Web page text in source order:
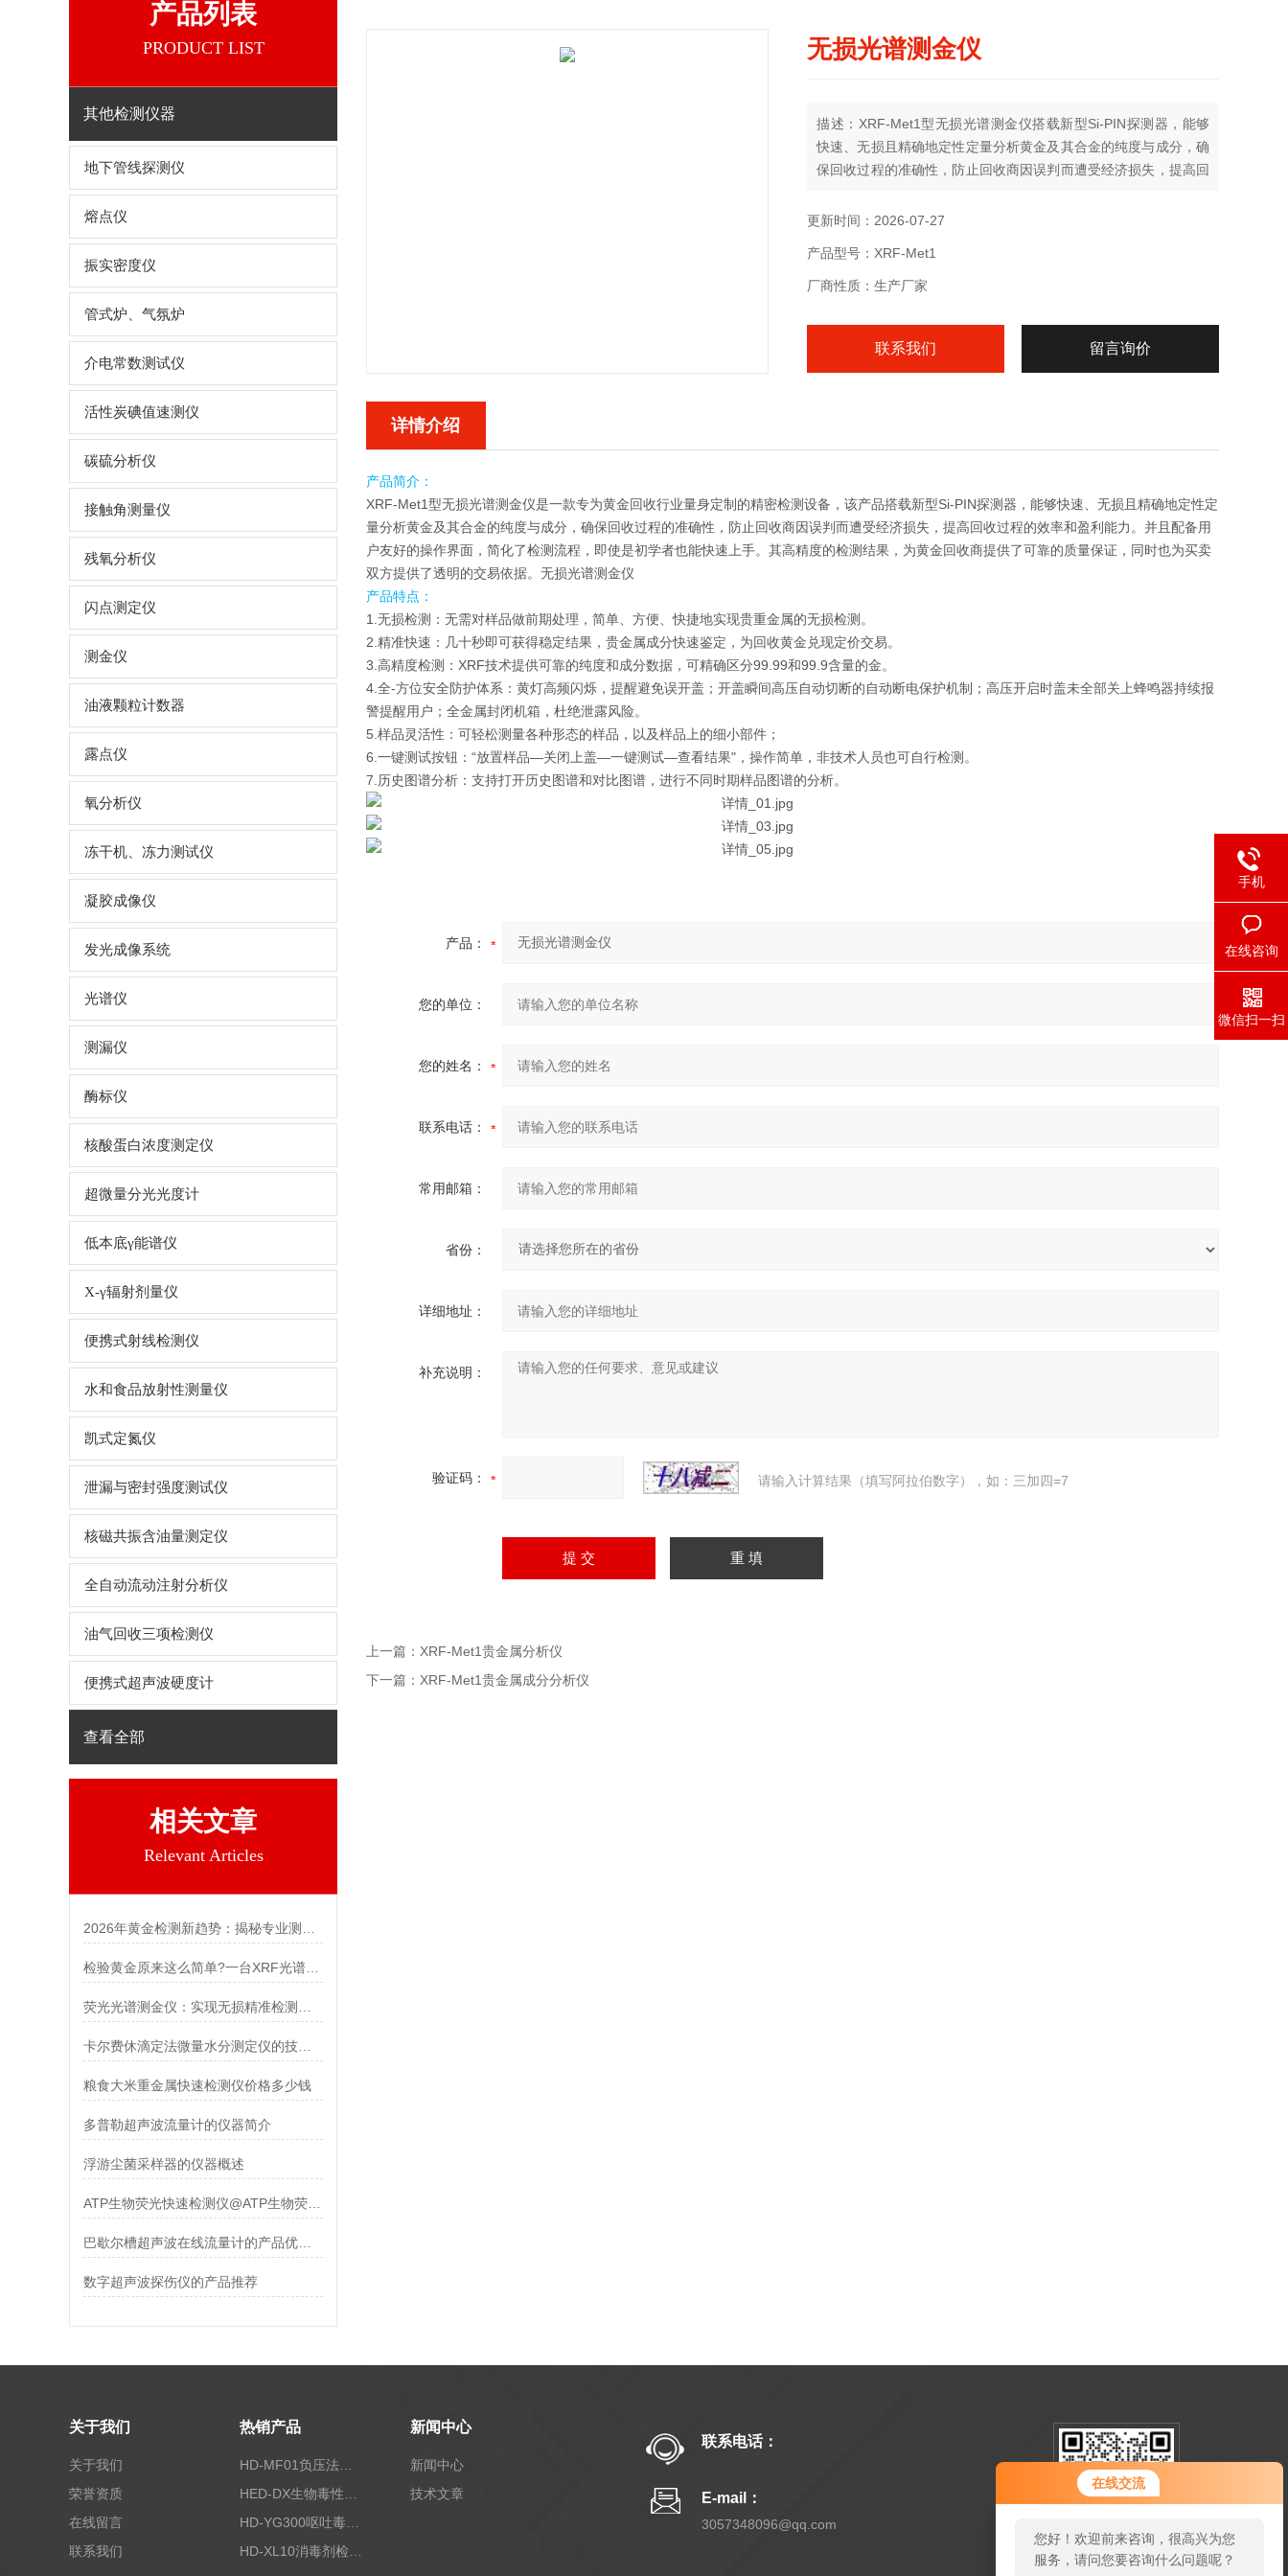
在线交流
您好！欢迎前来咨询，很高兴为您
服务，请问您要咨询什么问题呢？
产品列表
PRODUCT LIST
其他检测仪器
地下管线探测仪
熔点仪
振实密度仪
管式炉、气氛炉
介电常数测试仪
活性炭碘值速测仪
碳硫分析仪
接触角测量仪
残氧分析仪
闪点测定仪
测金仪
油液颗粒计数器
露点仪
氧分析仪
冻干机、冻力测试仪
凝胶成像仪
发光成像系统
光谱仪
测漏仪
酶标仪
核酸蛋白浓度测定仪
超微量分光光度计
低本底γ能谱仪
X-γ辐射剂量仪
便携式射线检测仪
水和食品放射性测量仪
凯式定氮仪
泄漏与密封强度测试仪
核磁共振含油量测定仪
全自动流动注射分析仪
油气回收三项检测仪
便携式超声波硬度计
查看全部
相关文章
Relevant Articles
检验黄金原来这么简单?一台XRF光谱测金仪搞定！【谱界】
卡尔费休滴定法微量水分测定仪的技术优势「霍尔德仪器推荐」
粮食大米重金属快速检测仪价格多少钱
多普勒超声波流量计的仪器简介
浮游尘菌采样器的仪器概述
ATP生物荧光快速检测仪@ATP生物荧光快速检测仪产品介绍
巴歇尔槽超声波在线流量计的产品优势介绍
​数字超声波探伤仪的产品推荐
无损光谱测金仪
描述：XRF-Met1型无损光谱测金仪搭载新型Si-PIN探测器，能够
快速、无损且精确地定性定量分析黄金及其合金的纯度与成分，确
保回收过程的准确性，防止回收商因误判而遭受经济损失，提高回
更新时间：2026-07-27
产品型号：XRF-Met1
厂商性质：生产厂家
联系我们 留言询价
详情介绍
产品简介：
XRF-Met1型无损光谱测金仪是一款专为黄金回收行业量身定制的精密检测设备，该产品搭载新型Si-PIN探测器，能够快速、无损且精确地定性定
量分析黄金及其合金的纯度与成分，确保回收过程的准确性，防止回收商因误判而遭受经济损失，提高回收过程的效率和盈利能力。并且配备用
户友好的操作界面，简化了检测流程，即使是初学者也能快速上手。其高精度的检测结果，为黄金回收商提供了可靠的质量保证，同时也为买卖
双方提供了透明的交易依据。 无损光谱测金仪
产品特点：
1.无损检测：无需对样品做前期处理，简单、方便、快捷地实现贵重金属的无损检测。
2.精准快速：几十秒即可获得稳定结果，贵金属成分快速鉴定，为回收黄金兑现定价交易。
3.高精度检测：XRF技术提供可靠的纯度和成分数据，可精确区分99.99和99.9含量的金。
4.全-方位安全防护体系：黄灯高频闪烁，提醒避免误开盖；开盖瞬间高压自动切断的自动断电保护机制；高压开启时盖未全部关上蜂鸣器持续报
警提醒用户；全金属封闭机箱，杜绝泄露风险。
5.样品灵活性：可轻松测量各种形态的样品，以及样品上的细小部件；
6.一键测试按钮：“放置样品—关闭上盖—一键测试—查看结果"，操作简单，非技术人员也可自行检测。
7.历史图谱分析：支持打开历史图谱和对比图谱，进行不同时期样品图谱的分析。
产品：
您的单位：
您的姓名：
联系电话：
常用邮箱：
省份：
详细地址：
补充说明：
验证码： 请输入计算结果（填写阿拉伯数字），如：三加四=7
上一篇： XRF-Met1贵金属分析仪
下一篇： XRF-Met1贵金属成分分析仪
关于我们
关于我们
荣誉资质
在线留言
联系我们
热销产品 新闻中心
新闻中心
技术文章
联系电话：
E-mail：
3057348096@qq.com
扫一扫加微信
手机
在线咨询
微信扫一扫